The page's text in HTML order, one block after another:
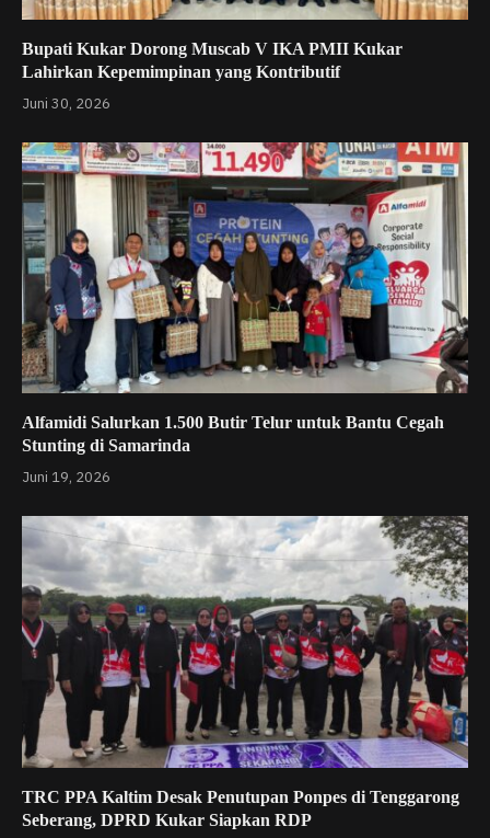
Bupati Kukar Dorong Muscab V IKA PMII Kukar
Lahirkan Kepemimpinan yang Kontributif
Juni 30, 2026
Alfamidi Salurkan 1.500 Butir Telur untuk Bantu Cegah
Stunting di Samarinda
Juni 19, 2026
TRC PPA Kaltim Desak Penutupan Ponpes di Tenggarong
Seberang, DPRD Kukar Siapkan RDP